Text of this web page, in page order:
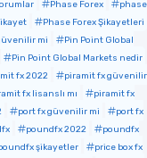
Phase Forex
phase
Phase Forex Şikayetleri
mi
Pin Point Global
Pin Point Global Markets nedir
fx 2022
piramit fx güvenilir
fx lisanslı mı
piramit fx
port fx güvenilir mi
port fx
poundfx 2022
poundfx
şikayetler
price box fx